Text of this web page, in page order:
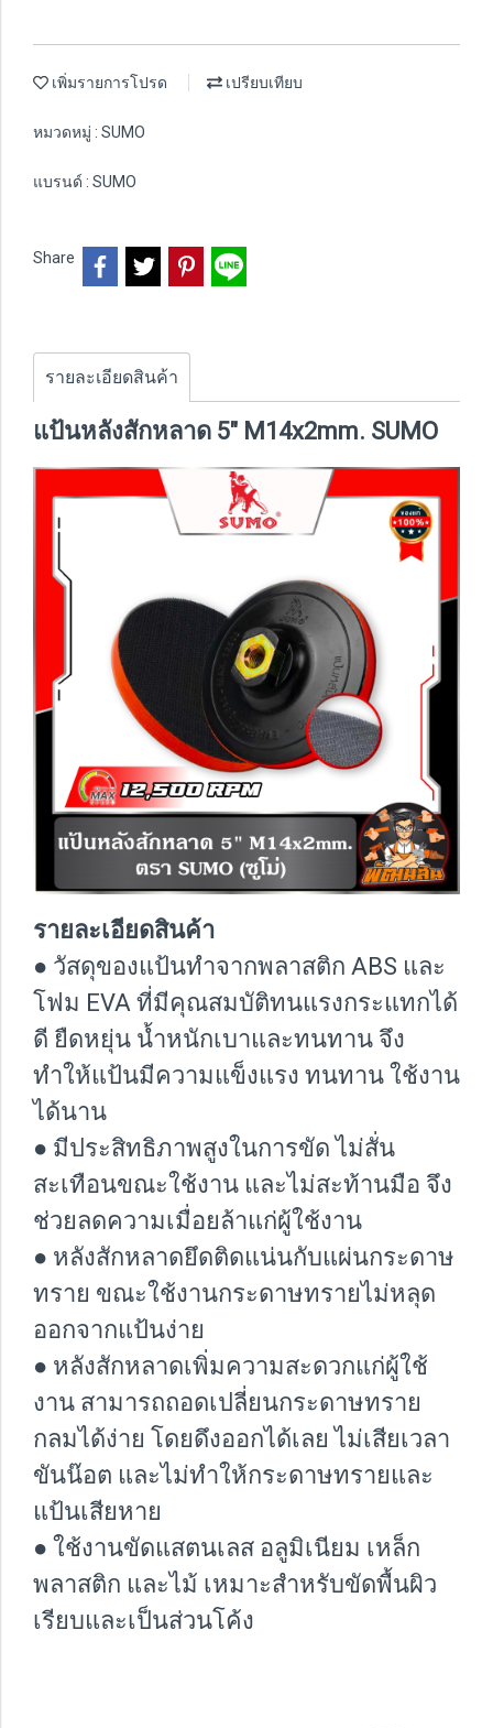
เพิ่มรายการโปรด เปรียบเทียบ
หมวดหมู่ : SUMO
แบรนด์ : SUMO
Share
รายละเอียดสินค้า
แป้นหลังสักหลาด 5" M14x2mm. SUMO
รายละเอียดสินค้า
● วัสดุของแป้นทำจากพลาสติก ABS และ
โฟม EVA ที่มีคุณสมบัติทนแรงกระแทกได้
ดี ยืดหยุ่น น้ำหนักเบาและทนทาน จึง
ทำให้แป้นมีความแข็งแรง ทนทาน ใช้งาน
ได้นาน
● มีประสิทธิภาพสูงในการขัด ไม่สั่น
สะเทือนขณะใช้งาน และไม่สะท้านมือ จึง
ช่วยลดความเมื่อยล้าแก่ผู้ใช้งาน
● หลังสักหลาดยึดติดแน่นกับแผ่นกระดาษ
ทราย ขณะใช้งานกระดาษทรายไม่หลุด
ออกจากแป้นง่าย
● หลังสักหลาดเพิ่มความสะดวกแก่ผู้ใช้
งาน สามารถถอดเปลี่ยนกระดาษทราย
กลมได้ง่าย โดยดึงออกได้เลย ไม่เสียเวลา
ขันน๊อต และไม่ทำให้กระดาษทรายและ
แป้นเสียหาย
● ใช้งานขัดแสตนเลส อลูมิเนียม เหล็ก
พลาสติก และไม้ เหมาะสำหรับขัดพื้นผิว
เรียบและเป็นส่วนโค้ง